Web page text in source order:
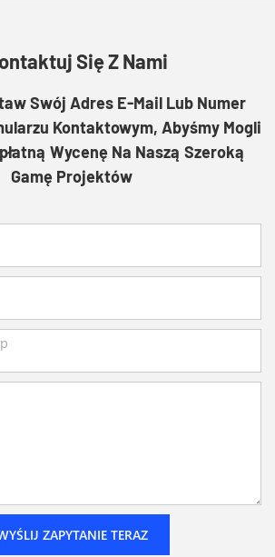
Się Z Nami
Swój Adres E-Mail Lub Numer
Kontaktowym, Abyśmy Mogli
Wycenę Na Naszą Szeroką
Gamę Projektów
ZAPYTANIE TERAZ